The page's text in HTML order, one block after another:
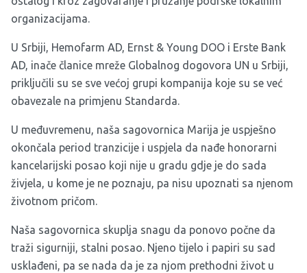
organizacijama.
U Srbiji, Hemofarm AD, Ernst & Young DOO i Erste Bank
AD, inače članice mreže Globalnog dogovora UN u Srbiji,
priključili su se sve većoj grupi kompanija koje su se već
obavezale na primjenu Standarda.
U međuvremenu, naša sagovornica Marija je uspješno
okončala period tranzicije i uspjela da nađe honorarni
kancelarijski posao koji nije u gradu gdje je do sada
živjela, u kome je ne poznaju, pa nisu upoznati sa njenom
životnom pričom.
Naša sagovornica skuplja snagu da ponovo počne da
traži sigurniji, stalni posao. Njeno tijelo i papiri su sad
usklađeni, pa se nada da je za njom prethodni život u